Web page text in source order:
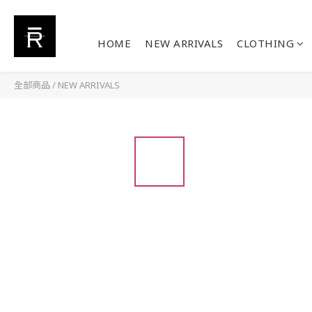
HOME NEW ARRIVALS CLOTHING
全部商品 / NEW ARRIVALS